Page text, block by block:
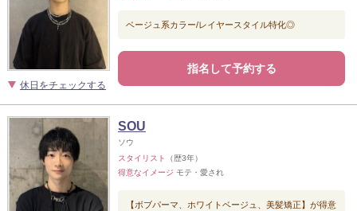
休日をチェックする
ベージュ系カラー/レイヤースタイル特化◎
指名して予約する
SOU
ソウ
スタイリスト
（歴3年）
得意なイメージ モテ・愛され
【ボブパーマ、ホワイトベージュ、美髪矯正】が得意